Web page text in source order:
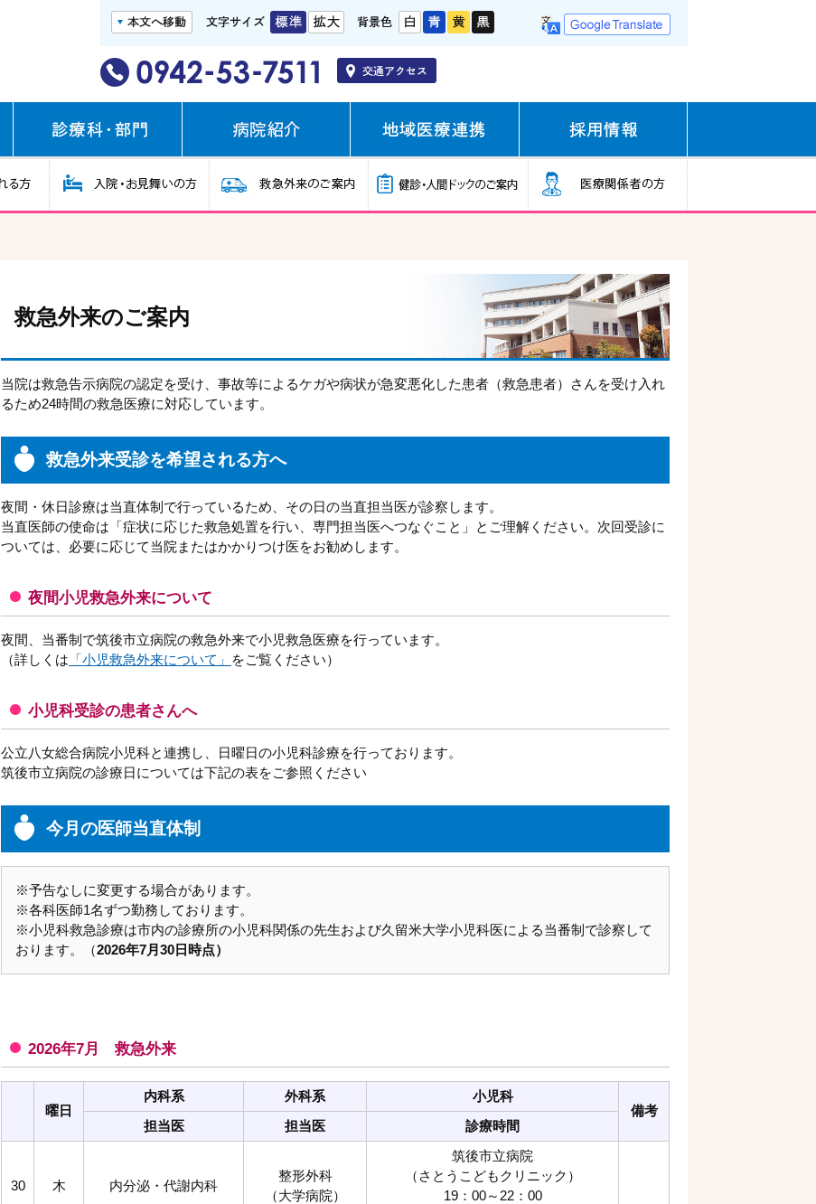
救急外来のご案内
当院は救急告示病院の認定を受け、事故等によるケガや病状が急変悪化した患者（救急患者）さんを受け入れ
るため24時間の救急医療に対応しています。
救急外来受診を希望される方へ
夜間・休日診療は当直体制で行っているため、その日の当直担当医が診察します。
当直医師の使命は「症状に応じた救急処置を行い、専門担当医へつなぐこと」とご理解ください。次回受診に
ついては、必要に応じて当院またはかかりつけ医をお勧めします。
夜間小児救急外来について
夜間、当番制で筑後市立病院の救急外来で小児救急医療を行っています。
（詳しくは 「小児救急外来について」 をご覧ください）
小児科受診の患者さんへ
公立八女総合病院小児科と連携し、日曜日の小児科診療を行っております。
筑後市立病院の診療日については下記の表をご参照ください
今月の医師当直体制
※予告なしに変更する場合があります。
※各科医師1名ずつ勤務しております。
※小児科救急診療は市内の診療所の小児科関係の先生および久留米大学小児科医による当番制で診察して
おります。（2026年7月30日時点）
2026年7月 救急外来
曜日
内科系 外科系
小児科
備考
担当医
担当医 診療時間
30 木 内分泌・代謝内科
整形外科
（大学病院）
筑後市立病院
（さとうこどもクリニック）
19：00～22：00